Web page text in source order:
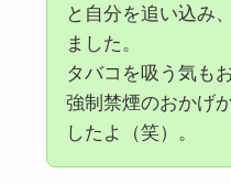
と自分を追い込み
ました。
タバコを吸う気も
強制禁煙のおかげ
したよ（笑）。